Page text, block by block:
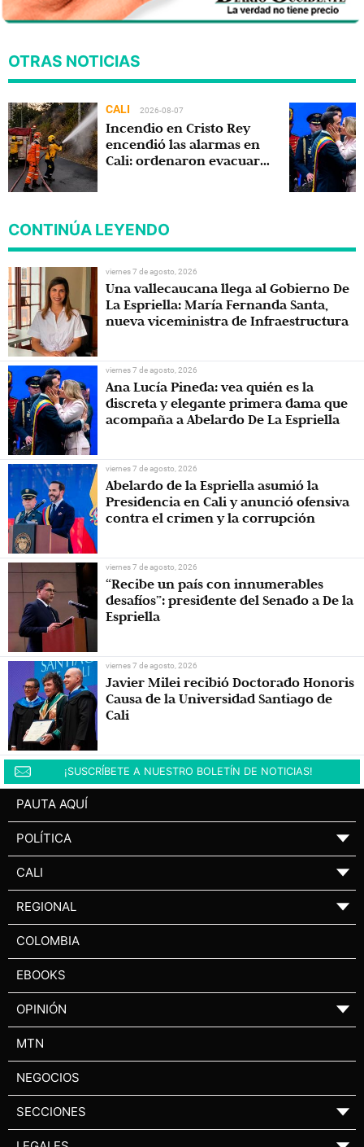
OTRAS NOTICIAS
CALI 2026-08-07
Incendio en Cristo Rey
encendió las alarmas en
Cali: ordenaron evacuar
CONTINÚA LEYENDO
viernes 7 de agosto, 2026
Una vallecaucana llega al Gobierno De
La Espriella: María Fernanda Santa,
nueva viceministra de Infraestructura
viernes 7 de agosto, 2026
Ana Lucía Pineda: vea quién es la
discreta y elegante primera dama que
acompaña a Abelardo De La Espriella
viernes 7 de agosto, 2026
Abelardo de la Espriella asumió la
Presidencia en Cali y anunció ofensiva
contra el crimen y la corrupción
viernes 7 de agosto, 2026
“Recibe un país con innumerables
desafíos”: presidente del Senado a De la
Espriella
viernes 7 de agosto, 2026
Javier Milei recibió Doctorado Honoris
Causa de la Universidad Santiago de
Cali
¡SUSCRÍBETE A NUESTRO BOLETÍN DE NOTICIAS!
PAUTA AQUÍ
POLÍTICA ▼
CALI ▼
REGIONAL ▼
COLOMBIA
EBOOKS
OPINIÓN ▼
MTN
NEGOCIOS
SECCIONES ▼